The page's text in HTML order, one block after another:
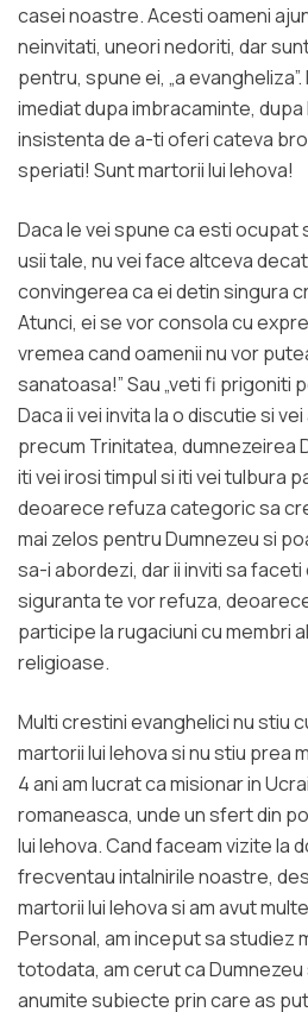
casei noastre. Acesti oameni
neinvitati, uneori nedoriti, dar
pentru, spune ei, „a
imediat dupa imbracaminte,
insistenta de a-ti oferi cateva
speriati! Sunt martorii lui Iehova!
Daca le vei spune ca esti ocupat
usii tale, nu vei face altceva
convingerea ca ei detin singura
Atunci, ei se vor consola cu
vremea cand oamenii nu vor
sanatoasa!” Sau „veti fi prigoniti
Daca ii vei invita la o discutie si
precum Trinitatea, dumnezeirea
iti vei irosi timpul si iti vei tulbura
deoarece refuza categoric sa
mai zelos pentru Dumnezeu si
sa-i abordezi, dar ii inviti sa
siguranta te vor refuza,
participe la rugaciuni cu membri
religioase.
Multi crestini evanghelici nu stiu
martorii lui Iehova si nu stiu prea
4 ani am lucrat ca misionar in
romaneasca, unde un sfert din
lui Iehova. Cand faceam vizite la
frecventau intalnirile noastre,
martorii lui Iehova si am avut
Personal, am inceput sa studiez
totodata, am cerut ca Dumnezeu
anumite subiecte prin care as